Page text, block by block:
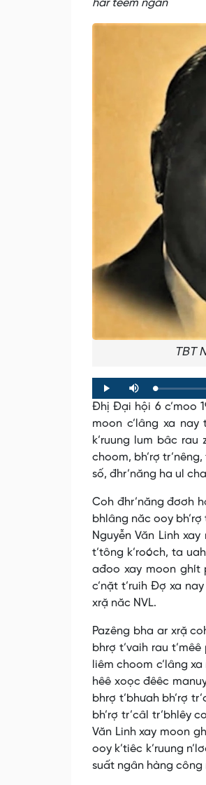
har têêm ngăn
TBT
Play Mute Loaded:
0%
Progress:
0%
Đhị Đại hội 6 c’moo
moon c’lâng xa nay
k’ruung lum bâc rau
choom, bh’rợ
số, đhr’năng ha ul
Coh đhr’năng đơơh
bhlâng năc ooy bh’rợ
Nguyễn Văn Linh
t’tông k’roóch, ta
ađoo xay moon ghít
c’nặt t’ruih Đợ xa
xrặ năc NVL.
Pazêng bha ar xrặ
bhrợ t’vaih rau
liêm choom c’lâng
hêê xoọc đêêc
bhrợ t’bhưah bh’rợ
bh’rợ tr’câl tr’bhlêy
Văn Linh xay moon
ooy k’tiêc k’ruung
suất ngân hàng